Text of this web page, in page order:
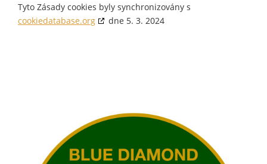
Tyto Zásady cookies byly synchronizovány s
cookiedatabase.org
dne 5. 3. 2024